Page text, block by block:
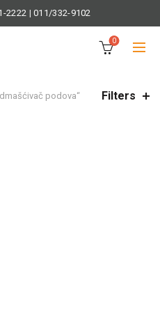
2222 |011/332-9102
0
podova“ Filters